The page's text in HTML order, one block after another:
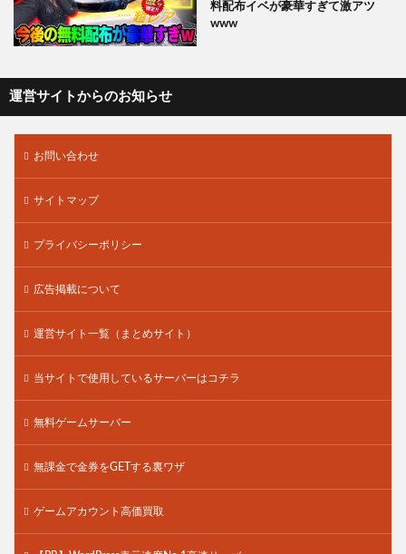
料配布イベが豪華すぎて激アツ
www
運営サイトからのお知らせ
お問い合わせ
サイトマップ
プライバシーポリシー
広告掲載について
運営サイト一覧（まとめサイト）
当サイトで使用しているサーバーはコチラ
無料ゲームサーバー
無課金で金券をGETする裏ワザ
ゲームアカウント高価買取